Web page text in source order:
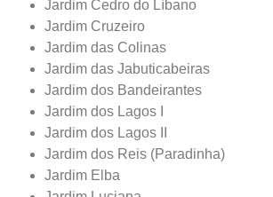
Jardim Cedro do Líbano
Jardim Cruzeiro
Jardim das Colinas
Jardim das Jabuticabeiras
Jardim dos Bandeirantes
Jardim dos Lagos I
Jardim dos Lagos II
Jardim dos Reis (Paradinha)
Jardim Elba